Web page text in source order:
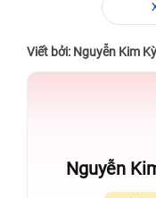
Viết bởi: Nguyễn Kim Kỳ
Nguyễn